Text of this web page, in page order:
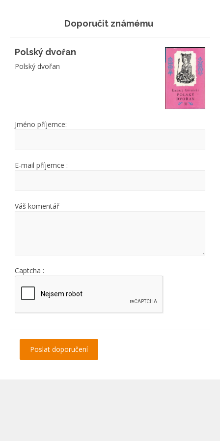
Doporučit známému
Polský dvořan
Polský dvořan
Jméno příjemce:
E-mail příjemce :
Váš komentář
Captcha :